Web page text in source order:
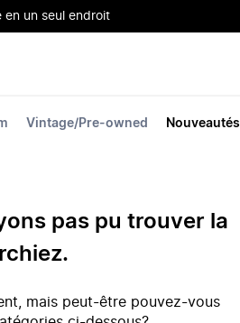
en un seul endroit
Vintage/Pre-owned Nouveautés
pas pu trouver la
mais peut-être pouvez-vous